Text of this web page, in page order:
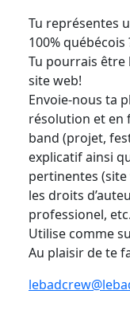
Tu représentes
100% québécois
Tu pourrais être
site web!
Envoie-nous ta
résolution et en
band (projet,
explicatif ainsi
pertinentes
les droits
professionel,
Utilise comme
Au plaisir de te